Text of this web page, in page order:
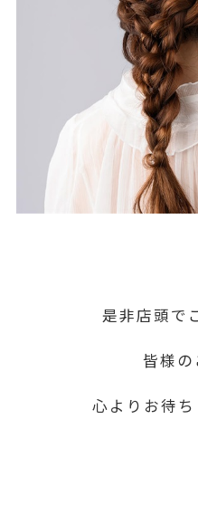
是非店頭で
皆様の
心よりお待ち